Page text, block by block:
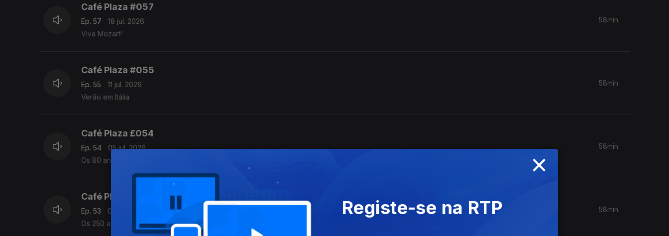
Café Plaza #057
Ep. 57
18 jul. 2026
Viva Mozart!
58min
Café Plaza #055
Ep. 55
11 jul. 2026
Verão em Itália
58min
Café Plaza £054
Ep. 54
05 jul. 2026
Os 80 anos de Toquinho e os 70 de Tom Hanks
58min
Café Plaza @053
Ep. 53
04 jul. 2026
Os 250 anos dos EUA; Homenagem a John Phillip Sousa,
58min
×
Registe-se na RTP